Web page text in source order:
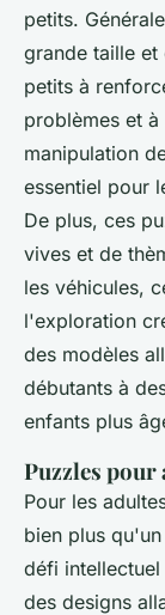
petits.
grande taille
petits à
problèmes et
manipulation
essentiel pour
De plus, ces
vives et de
les véhicules,
l'exploration
des modèles
débutants à
enfants plus
Puzzles pour
Pour les
bien plus
défi
des designs